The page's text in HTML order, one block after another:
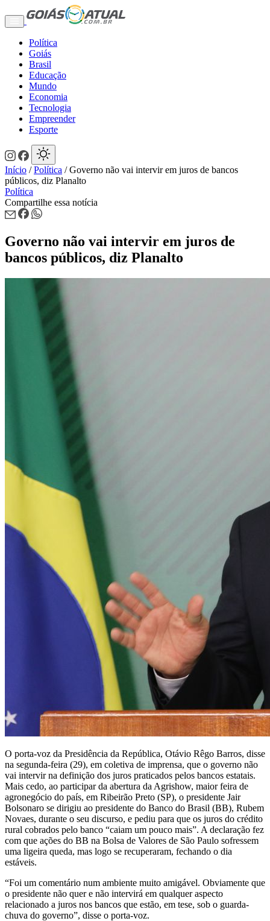
Política
Goiás
Brasil
Educação
Mundo
Economia
Tecnologia
Empreender
Esporte
Início / Política / Governo não vai intervir em juros de bancos
públicos, diz Planalto
Política
Compartilhe essa notícia
Governo não vai intervir em juros de
bancos públicos, diz Planalto
O porta-voz da Presidência da República, Otávio Rêgo Barros, disse
na segunda-feira (29), em coletiva de imprensa, que o governo não
vai intervir na definição dos juros praticados pelos bancos estatais.
Mais cedo, ao participar da abertura da Agrishow, maior feira de
agronegócio do país, em Ribeirão Preto (SP), o presidente Jair
Bolsonaro se dirigiu ao presidente do Banco do Brasil (BB), Rubem
Novaes, durante o seu discurso, e pediu para que os juros do crédito
rural cobrados pelo banco “caiam um pouco mais”. A declaração fez
com que ações do BB na Bolsa de Valores de São Paulo sofressem
uma ligeira queda, mas logo se recuperaram, fechando o dia
estáveis.
“Foi um comentário num ambiente muito amigável. Obviamente que
o presidente não quer e não intervirá em qualquer aspecto
relacionado a juros nos bancos que estão, em tese, sob o guarda-
chuva do governo”, disse o porta-voz.